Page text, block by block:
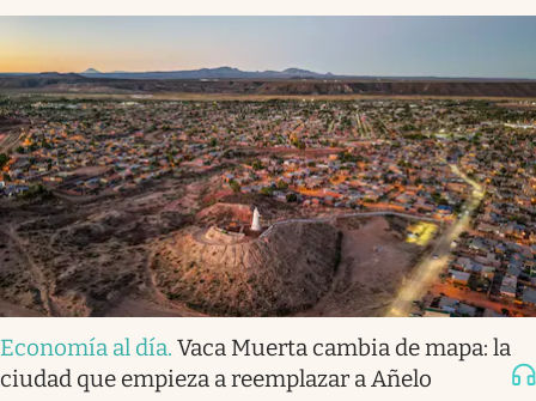
Economía al día. Vaca Muerta cambia de mapa: la
ciudad que empieza a reemplazar a Añelo